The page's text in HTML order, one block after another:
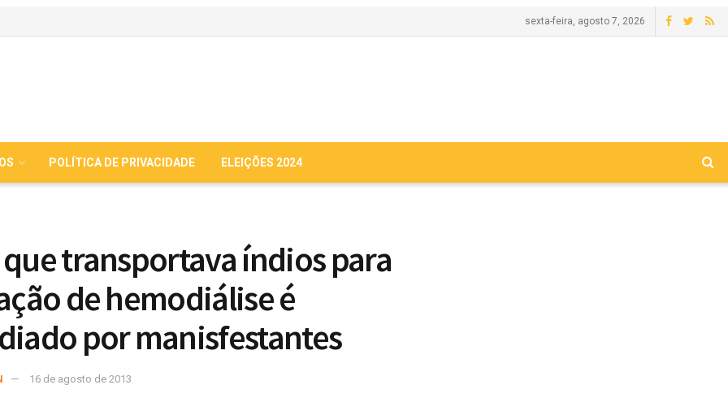
sexta-feira, agosto 7, 2026
POLÍTICA DE PRIVACIDADE ELEIÇÕES 2024
transportava índios para
de hemodiálise é
por manisfestantes
16 de agosto de 2013